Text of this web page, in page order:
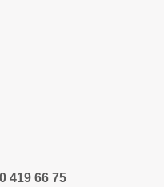
419 66 75